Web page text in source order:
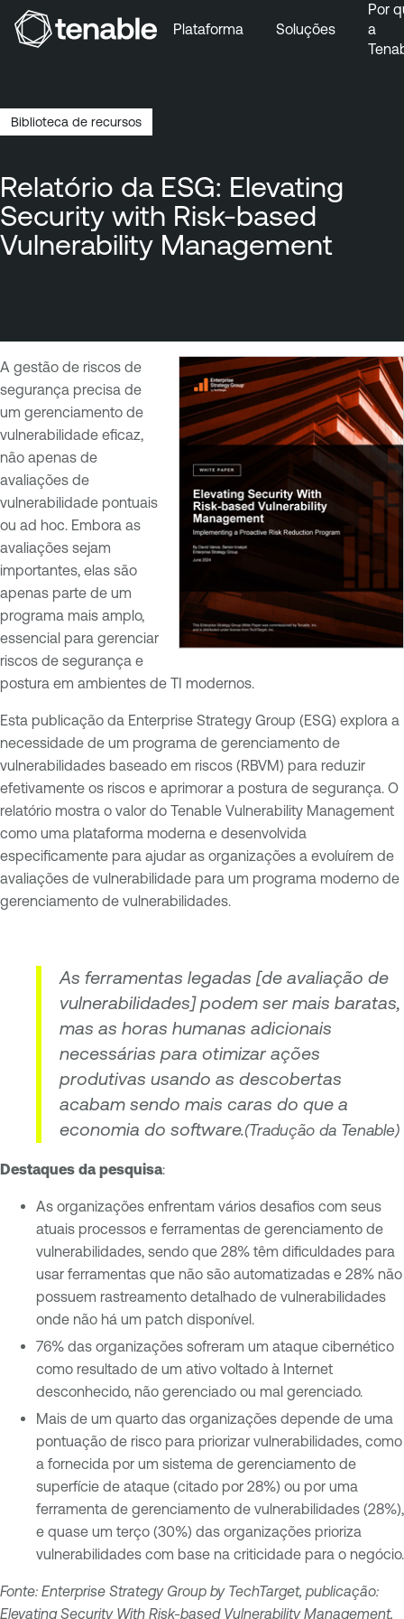
Ir para o fim
Plataforma Soluções
Por
a
Navegação
estrutural
Biblioteca de recursos
Relatório da ESG: Elevating
Security with Risk-based
Vulnerability Management
A gestão de riscos de
segurança precisa de
um gerenciamento de
vulnerabilidade eficaz,
não apenas de
avaliações de
vulnerabilidade pontuais
ou ad hoc. Embora as
avaliações sejam
importantes, elas são
apenas parte de um
programa mais amplo,
essencial para gerenciar
riscos de segurança e
postura em ambientes de TI modernos.
Esta publicação da Enterprise Strategy Group (ESG) explora a
necessidade de um programa de gerenciamento de
vulnerabilidades baseado em riscos (RBVM) para reduzir
efetivamente os riscos e aprimorar a postura de segurança. O
relatório mostra o valor do Tenable Vulnerability Management
como uma plataforma moderna e desenvolvida
especificamente para ajudar as organizações a evoluírem de
avaliações de vulnerabilidade para um programa moderno de
gerenciamento de vulnerabilidades.
As ferramentas legadas [de avaliação de
vulnerabilidades] podem ser mais baratas,
mas as horas humanas adicionais
necessárias para otimizar ações
produtivas usando as descobertas
acabam sendo mais caras do que a
economia do software.(Tradução da Tenable)
Destaques da pesquisa:
As organizações enfrentam vários desafios com seus
atuais processos e ferramentas de gerenciamento de
vulnerabilidades, sendo que 28% têm dificuldades para
usar ferramentas que não são automatizadas e 28% não
possuem rastreamento detalhado de vulnerabilidades
onde não há um patch disponível.
76% das organizações sofreram um ataque cibernético
como resultado de um ativo voltado à Internet
desconhecido, não gerenciado ou mal gerenciado.
Mais de um quarto das organizações depende de uma
pontuação de risco para priorizar vulnerabilidades, como
a fornecida por um sistema de gerenciamento de
superfície de ataque (citado por 28%) ou por uma
ferramenta de gerenciamento de vulnerabilidades (28%),
e quase um terço (30%) das organizações prioriza
vulnerabilidades com base na criticidade para o negócio.
Fonte: Enterprise Strategy Group by TechTarget, publicação:
Elevating Security With Risk-based Vulnerability Management,